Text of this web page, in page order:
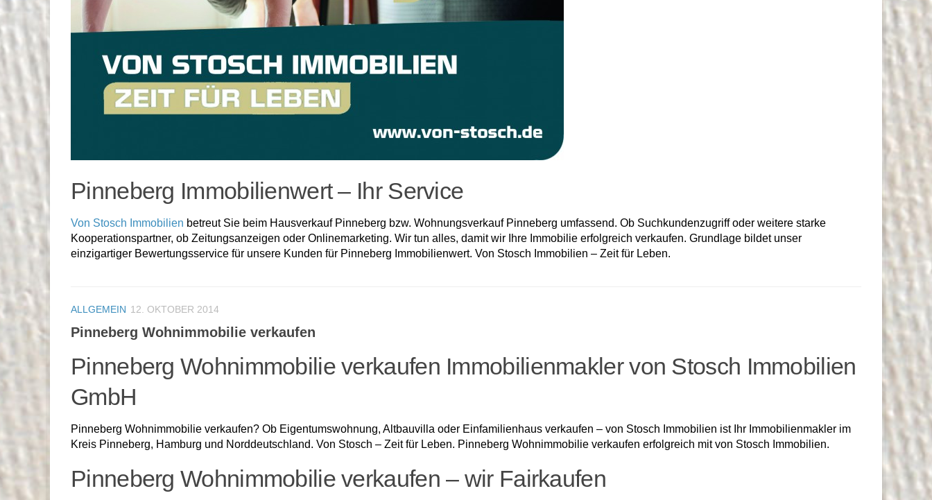
Pinneberg Immobilienwert – Ihr Service
Von Stosch Immobilien betreut Sie beim Hausverkauf Pinneberg bzw. Wohnungsverkauf Pinneberg umfassend. Ob Suchkundenzugriff oder weitere starke
Kooperationspartner, ob Zeitungsanzeigen oder Onlinemarketing. Wir tun alles, damit wir Ihre Immobilie erfolgreich verkaufen. Grundlage bildet unser
einzigartiger Bewertungsservice für unsere Kunden für Pinneberg Immobilienwert. Von Stosch Immobilien – Zeit für Leben.
ALLGEMEIN 12. OKTOBER 2014
Pinneberg Wohnimmobilie verkaufen
Pinneberg Wohnimmobilie verkaufen Immobilienmakler von Stosch Immobilien
GmbH
Pinneberg Wohnimmobilie verkaufen? Ob Eigentumswohnung, Altbauvilla oder Einfamilienhaus verkaufen – von Stosch Immobilien ist Ihr Immobilienmakler im
Kreis Pinneberg, Hamburg und Norddeutschland. Von Stosch – Zeit für Leben. Pinneberg Wohnimmobilie verkaufen erfolgreich mit von Stosch Immobilien.
Pinneberg Wohnimmobilie verkaufen – wir Fairkaufen